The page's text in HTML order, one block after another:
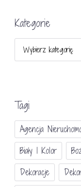
Kategorie
Tagi
Agencja
Biały I Kolor
Dekoracje